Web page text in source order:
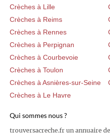
Crèches à Lille
Crèches à Reims
Crèches à Rennes
Crèches à Perpignan
Crèches à Courbevoie
Crèches à Toulon
Crèches à Asnières-sur-Seine
Crèches à Le Havre
Qui sommes nous ?
trouversacreche.fr un annuaire